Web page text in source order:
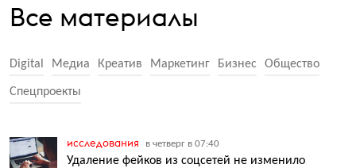
Все материалы
Digital Медиа Креатив Маркетинг Бизнес Общество
Спецпроекты
исследования в четверг в 07:40
Удаление фейков из соцсетей не изменило